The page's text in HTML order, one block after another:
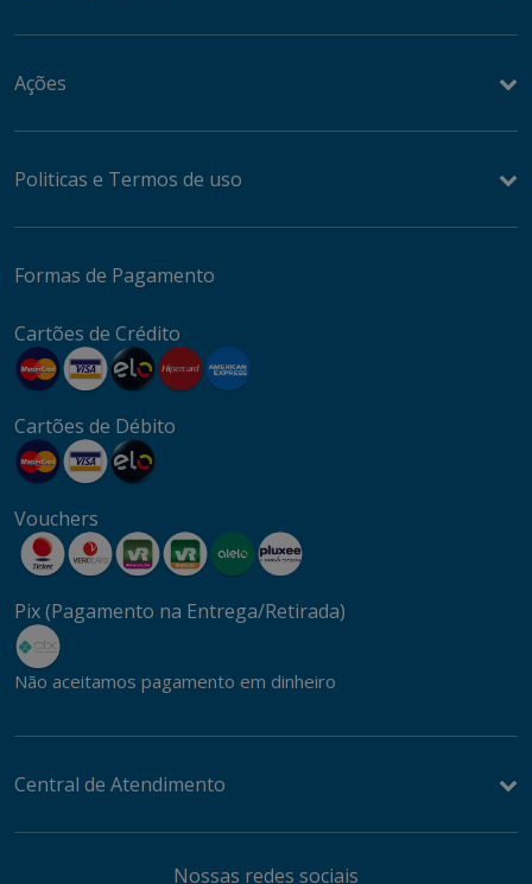
Ações
Politicas e Termos de uso
Formas de Pagamento
Cartões de Crédito
Cartões de Débito
Vouchers
Pix (Pagamento na Entrega/Retirada)
Não aceitamos pagamento em dinheiro
Central de Atendimento
Nossas redes sociais